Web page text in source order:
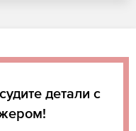
детали с